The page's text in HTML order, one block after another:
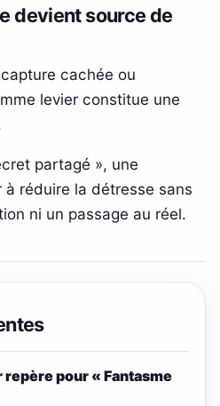
devient source de
cachée ou
levier constitue une
partagé », une
réduire la détresse sans
ni un passage au réel.
pour « Fantasme